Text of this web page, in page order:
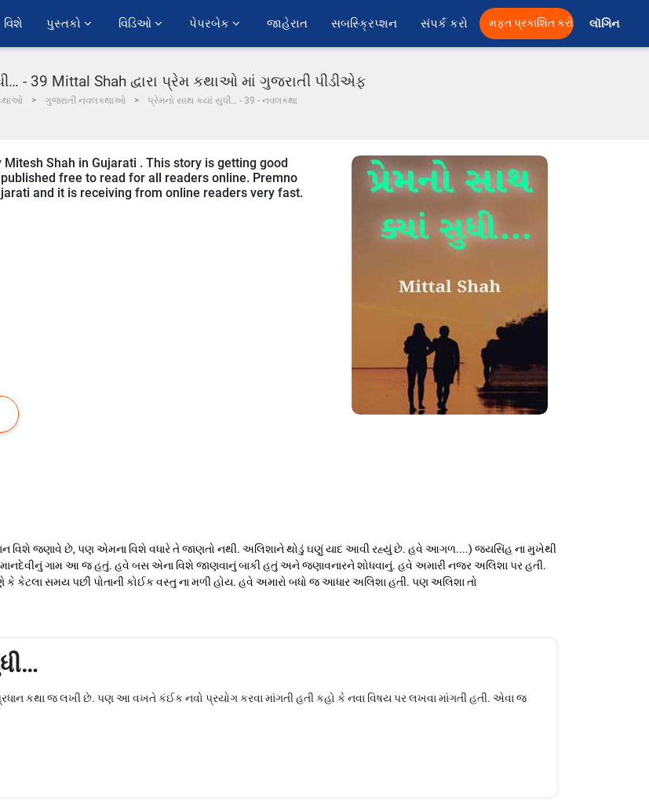
પુસ્તકો વિડિઓ પેપરબેક જાહેરાત સબસ્ક્રિપ્શન સંપર્ક કરો મફત પ્રકાશિત કરો લૉગિન
- 39 Mittal Shah દ્વારા પ્રેમ કથાઓ માં ગુજરાતી પીડીએફ
ગુજરાતી નવલકથાઓ પ્રેમનો સાથ ક્યાં સુધી… - 39 - નવલકથા
Shah in Gujarati . This story is getting good
free to read for all readers online. Premno
and it is receiving from online readers very fast.
વિશે જણાવે છે, પણ એમના વિશે વધારે તે જાણતો નથી. અલિશાને થોડું ઘણું યાદ આવી રહ્યું છે. હવે આગળ....) જયસિંહ ના મુખેથી
ગામ આ જ હતું. હવે બસ એના વિશે જાણવાનું બાકી હતું અને જણાવનારને શોધવાનું. હવે અમારી નજર અલિશા પર હતી.
કેટલા સમય પછી પોતાની કોઈક વસ્તુ ના મળી હોય. હવે અમારો બધો જ આધાર અલિશા હતી. પણ અલિશા તો
કથા જ લખી છે. પણ આ વખતે કંઈક નવો પ્રયોગ કરવા માંગતી હતી કહો કે નવા વિષય પર લખવા માંગતી હતી. એવા જ